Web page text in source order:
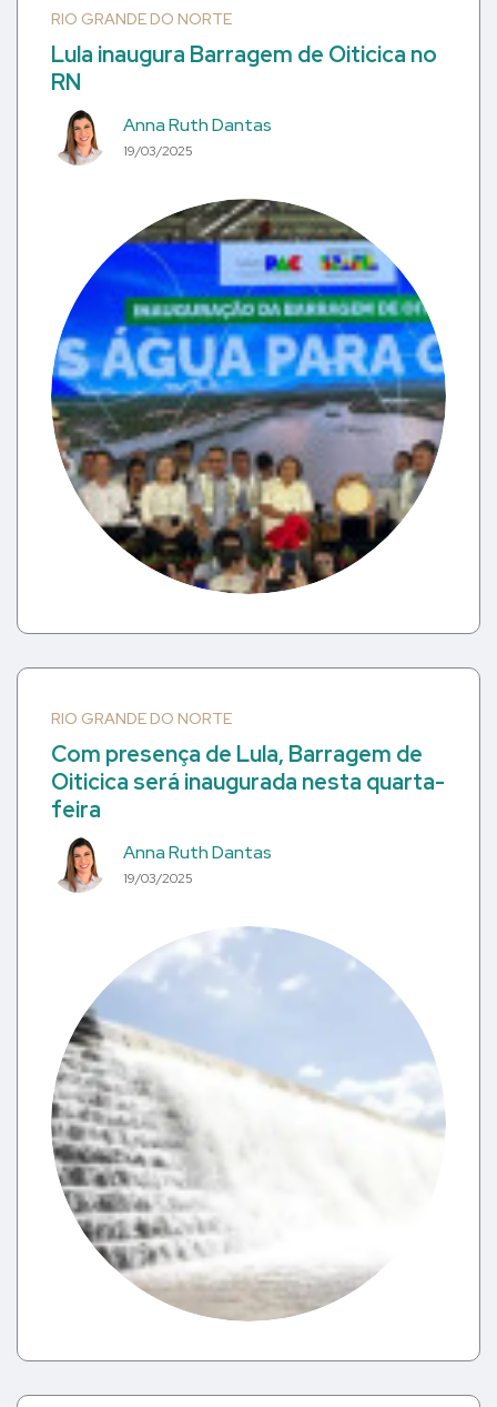
RIO GRANDE DO NORTE
Lula inaugura Barragem de Oiticica no
RN
Anna Ruth Dantas
19/03/2025
RIO GRANDE DO NORTE
Com presença de Lula, Barragem de
Oiticica será inaugurada nesta quarta-
feira
Anna Ruth Dantas
19/03/2025